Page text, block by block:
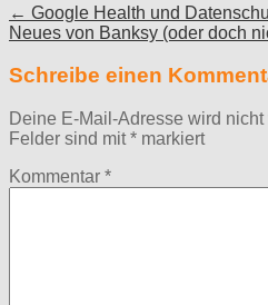
Post
navigation
← Google Health und
Neues von Banksy (oder doch
Schreibe einen
Deine E-Mail-Adresse wird nicht
Felder sind mit* markiert
Kommentar *